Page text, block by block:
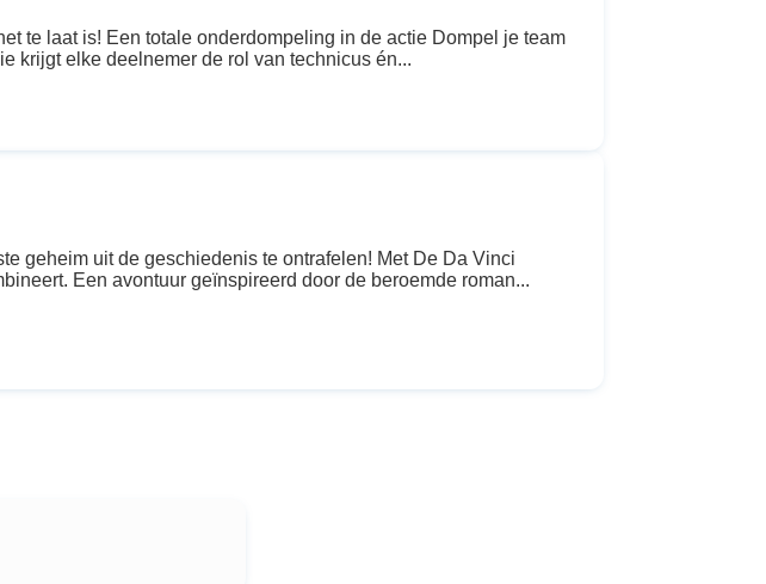
te laat is! Een totale onderdompeling in de actie Dompel je team
krijgt elke deelnemer de rol van technicus én...
geheim uit de geschiedenis te ontrafelen! Met De Da Vinci
Een avontuur geïnspireerd door de beroemde roman...